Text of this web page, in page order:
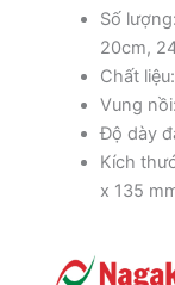
Số
20cm,
Chất
Vung
Độ dày
Kích
x 135